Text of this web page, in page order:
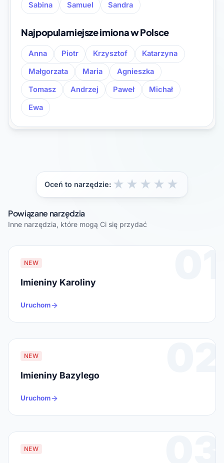
Sabina Samuel Sandra
Najpopularniejsze imiona w Polsce
Anna Piotr Krzysztof
Katarzyna
Małgorzata
Maria
Agnieszka
Tomasz
Andrzej Paweł
Michał
Ewa
Oceń to narzędzie: ★
★
★
★
★
Powiązane narzędzia
Inne narzędzia, które mogą Ci się przydać
01
NEW
Imieniny Karoliny
Uruchom
02
NEW
Imieniny Bazylego
Uruchom
03
NEW